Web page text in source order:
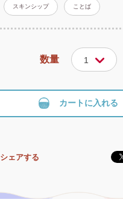
スキンシップ ことば
数量 1
カートに入れる
シェアする